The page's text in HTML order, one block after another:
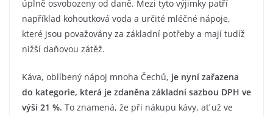
úplně osvobozeny od daně. Mezi tyto výjimky patří
například kohoutková voda a určité mléčné nápoje,
které jsou považovány za základní potřeby a mají tudíž
nižší daňovou zátěž.
Káva, oblíbený nápoj mnoha Čechů, je nyní zařazena
do kategorie, která je zdaněna základní sazbou DPH ve
výši 21 %. To znamená, že při nákupu kávy, ať už ve